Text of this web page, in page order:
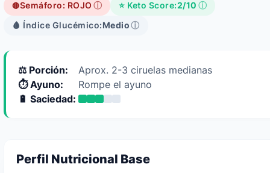
🔴Semáforo: ROJO ⓘ ⭐ Keto Score:2/10 ⓘ
🩸 Índice Glucémico:Medioⓘ
⚖️ Porción:
Aprox. 2-3 ciruelas medianas
⏱️ Ayuno:
Rompe el ayuno
🔋 Saciedad:
Perfil Nutricional Base